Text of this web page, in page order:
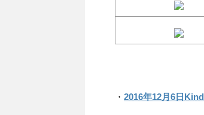
・ 2016年12月6日